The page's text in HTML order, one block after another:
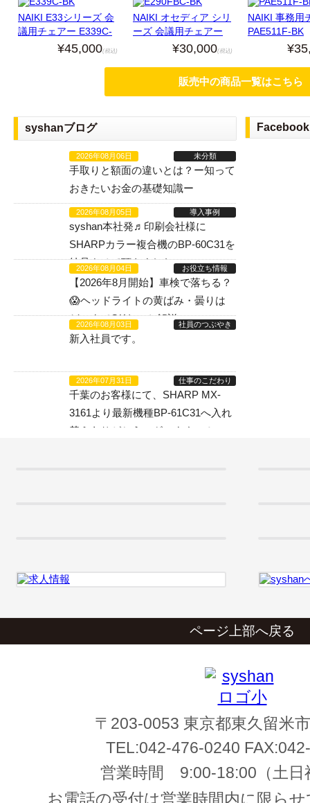
NAIKI E33シリーズ 会
議用チェアー E339C-
BK(中古品)¥45,000(税込)
NAIKI オセディア シリ
ーズ 会議用チェアー
E290FBC-BK(中古品)
¥30,000(税込)
NAIKI 事務用
PAE511F-BK
販売中の商品一覧はこちら
syshanブログ
2026年08月06日 未分類
手取りと額面の違いとは？ー知って
おきたいお金の基礎知識ー
2026年08月05日 導入事例
syshan本社発♬印刷会社様に
SHARPカラー複合機のBP-60C31を
納品させて頂きました。
2026年08月04日 お役立ち情報
【2026年8月開始】車検で落ちる？
😱ヘッドライトの黄ばみ・曇りは
どこまでOKなのか解説
2026年08月03日 社員のつぶやき
新入社員です。
2026年07月31日 仕事のこだわり
千葉のお客様にて、SHARP MX-
3161より最新機種BP-61C31へ入れ
替えありがとうございます。！
Facebook
ページ上部へ戻る
〒203-0053 東京都東久留米
TEL:042-476-0240 FAX:
営業時間
9:00-18:00 （土
お電話の受付は営業時間内に限ら